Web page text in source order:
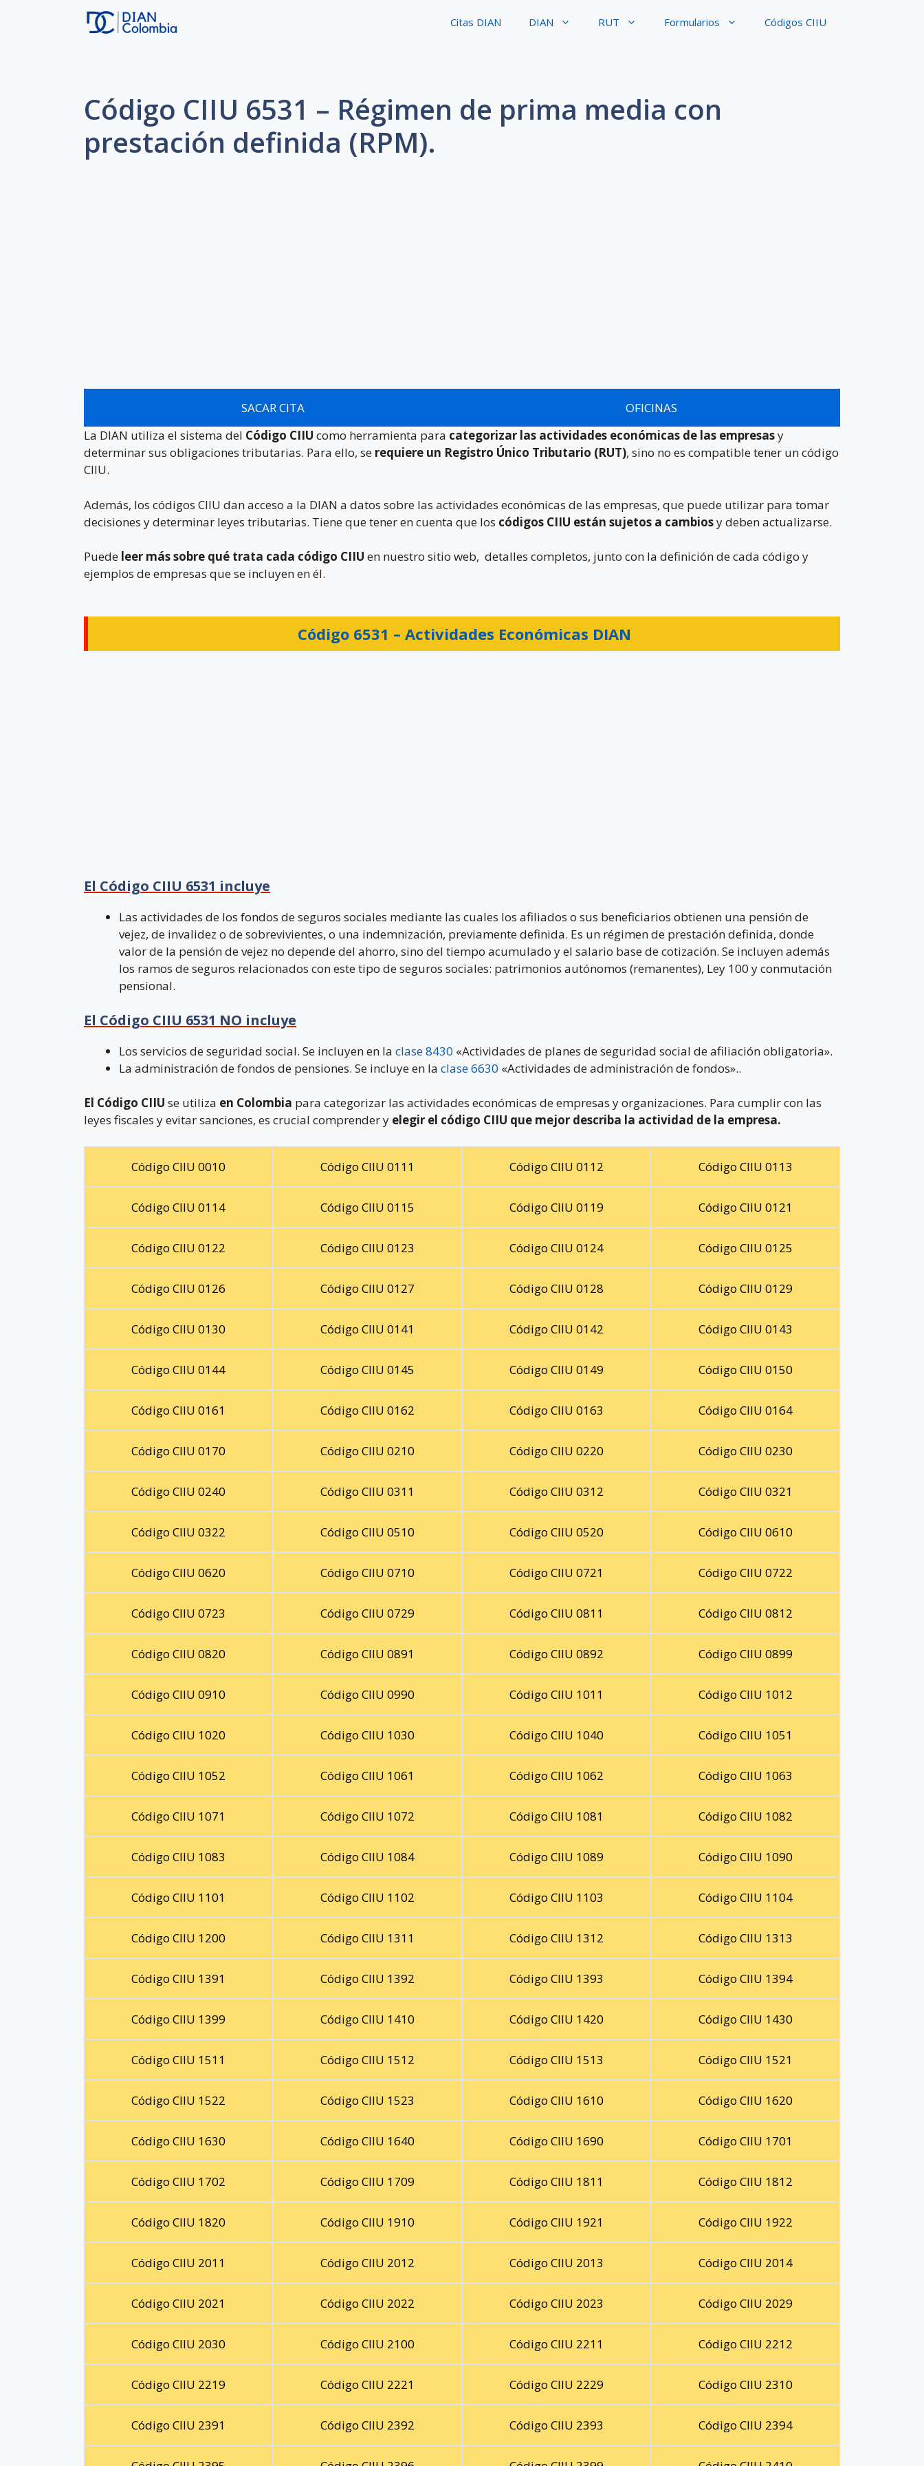
Citas DIAN DIAN RUT Formularios Códigos CIIU
Código CIIU 6531 – Régimen de prima media con
prestación definida (RPM).
SACAR CITA
OFICINAS
La DIAN utiliza el sistema del Código CIIU como herramienta para categorizar las actividades económicas de las empresasy
determinar sus obligaciones tributarias. Para ello, se requiere un Registro Único Tributario (RUT), sino no es compatible tener un código
CIIU.
Además, los códigos CIIU dan acceso a la DIAN a datos sobre las actividades económicas de las empresas, que puede utilizar para tomar
decisiones y determinar leyes tributarias. Tiene que tener en cuenta que los códigos CIIU están sujetos a cambiosy deben actualizarse.
Puede leer más sobre qué trata cada código CIIU en nuestro sitio web, detalles completos, junto con la definición de cada código y
ejemplos de empresas que se incluyen en él.
Código 6531 – Actividades Económicas DIAN
El Código CIIU 6531 incluye
Las actividades de los fondos de seguros sociales mediante las cuales los afiliados o sus beneficiarios obtienen una pensión de
vejez, de invalidez o de sobrevivientes, o una indemnización, previamente definida. Es un régimen de prestación definida, donde
valor de la pensión de vejez no depende del ahorro, sino del tiempo acumulado y el salario base de cotización. Se incluyen además
los ramos de seguros relacionados con este tipo de seguros sociales: patrimonios autónomos (remanentes), Ley 100 y conmutación
pensional.
El Código CIIU 6531 NO incluye
Los servicios de seguridad social. Se incluyen en la clase 8430 «Actividades de planes de seguridad social de afiliación obligatoria».
La administración de fondos de pensiones. Se incluye en la clase 6630 «Actividades de administración de fondos»..
El Código CIIU se utiliza en Colombia para categorizar las actividades económicas de empresas y organizaciones. Para cumplir con las
leyes fiscales y evitar sanciones, es crucial comprender y elegir el código CIIU que mejor describa la actividad de la empresa.
Código CIIU 0010 Código CIIU 0111 Código CIIU 0112 Código CIIU 0113
Código CIIU 0114 Código CIIU 0115 Código CIIU 0119 Código CIIU 0121
Código CIIU 0122 Código CIIU 0123 Código CIIU 0124 Código CIIU 0125
Código CIIU 0126 Código CIIU 0127 Código CIIU 0128 Código CIIU 0129
Código CIIU 0130 Código CIIU 0141 Código CIIU 0142 Código CIIU 0143
Código CIIU 0144 Código CIIU 0145 Código CIIU 0149 Código CIIU 0150
Código CIIU 0161 Código CIIU 0162 Código CIIU 0163 Código CIIU 0164
Código CIIU 0170 Código CIIU 0210 Código CIIU 0220 Código CIIU 0230
Código CIIU 0240 Código CIIU 0311 Código CIIU 0312 Código CIIU 0321
Código CIIU 0322 Código CIIU 0510 Código CIIU 0520 Código CIIU 0610
Código CIIU 0620 Código CIIU 0710 Código CIIU 0721 Código CIIU 0722
Código CIIU 0723 Código CIIU 0729 Código CIIU 0811 Código CIIU 0812
Código CIIU 0820 Código CIIU 0891 Código CIIU 0892 Código CIIU 0899
Código CIIU 0910 Código CIIU 0990 Código CIIU 1011 Código CIIU 1012
Código CIIU 1020 Código CIIU 1030 Código CIIU 1040 Código CIIU 1051
Código CIIU 1052 Código CIIU 1061 Código CIIU 1062 Código CIIU 1063
Código CIIU 1071 Código CIIU 1072 Código CIIU 1081 Código CIIU 1082
Código CIIU 1083 Código CIIU 1084 Código CIIU 1089 Código CIIU 1090
Código CIIU 1101 Código CIIU 1102 Código CIIU 1103 Código CIIU 1104
Código CIIU 1200 Código CIIU 1311 Código CIIU 1312 Código CIIU 1313
Código CIIU 1391 Código CIIU 1392 Código CIIU 1393 Código CIIU 1394
Código CIIU 1399 Código CIIU 1410 Código CIIU 1420 Código CIIU 1430
Código CIIU 1511 Código CIIU 1512 Código CIIU 1513 Código CIIU 1521
Código CIIU 1522 Código CIIU 1523 Código CIIU 1610 Código CIIU 1620
Código CIIU 1630 Código CIIU 1640 Código CIIU 1690 Código CIIU 1701
Código CIIU 1702 Código CIIU 1709 Código CIIU 1811 Código CIIU 1812
Código CIIU 1820 Código CIIU 1910 Código CIIU 1921 Código CIIU 1922
Código CIIU 2011 Código CIIU 2012 Código CIIU 2013 Código CIIU 2014
Código CIIU 2021 Código CIIU 2022 Código CIIU 2023 Código CIIU 2029
Código CIIU 2030 Código CIIU 2100 Código CIIU 2211 Código CIIU 2212
Código CIIU 2219 Código CIIU 2221 Código CIIU 2229 Código CIIU 2310
Código CIIU 2391 Código CIIU 2392 Código CIIU 2393 Código CIIU 2394